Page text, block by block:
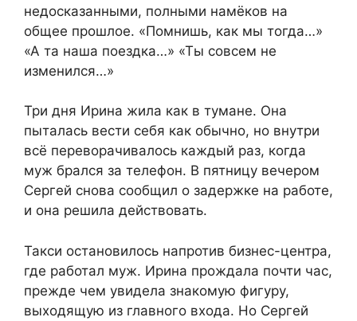
недосказанными, полными намёков на
общее прошлое. «Помнишь, как мы тогда…»
«А та наша поездка…» «Ты совсем не
изменился…»
Три дня Ирина жила как в тумане. Она
пыталась вести себя как обычно, но внутри
всё переворачивалось каждый раз, когда
муж брался за телефон. В пятницу вечером
Сергей снова сообщил о задержке на работе,
и она решила действовать.
Такси остановилось напротив бизнес-центра,
где работал муж. Ирина прождала почти час,
прежде чем увидела знакомую фигуру,
выходящую из главного входа. Но Сергей